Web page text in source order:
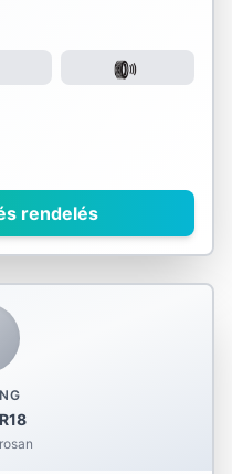
rendelés